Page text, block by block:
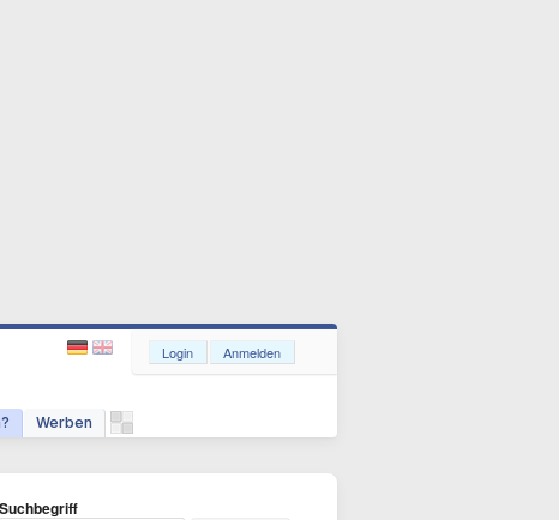
Werben
Login Anmelden
Suchbegriff